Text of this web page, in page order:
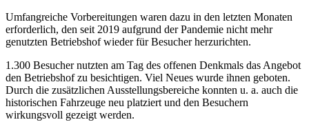
Umfangreiche Vorbereitungen waren dazu in den letzten Monaten
erforderlich, den seit 2019 aufgrund der Pandemie nicht mehr
genutzten Betriebshof wieder für Besucher herzurichten.
1.300 Besucher nutzten am Tag des offenen Denkmals das Angebot
den Betriebshof zu besichtigen. Viel Neues wurde ihnen geboten.
Durch die zusätzlichen Ausstellungsbereiche konnten u. a. auch die
historischen Fahrzeuge neu platziert und den Besuchern
wirkungsvoll gezeigt werden.